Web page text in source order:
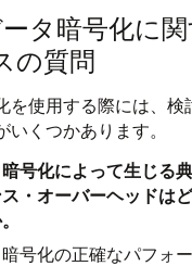
タ暗号化に
の質問
を使用する際には、検
くつかあります。
号化によって生じる
・オーバーヘッドは
号化の正確なパフォ